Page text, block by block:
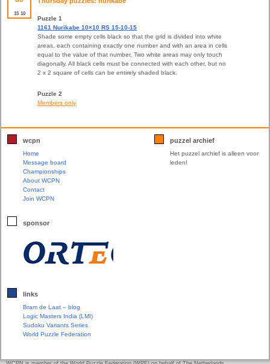
15 10
Puzzle 1
1161 Nurikabe 10×10 RS 15-10-15
Shade some empty cells black so that the grid is divided into white
areas, each containing exactly one number and with an area in cells
equal to the value of that number. Two white areas may only touch
diagonally. All black cells must be connected with each other, but no
2 x 2 square of cells can be entirely shaded black.
Puzzle 2
Members only
wcpn
Home
Message board
Championships
About WCPN
Contact
Join WCPN
sponsor
links
Bram de Laat – blog
Logic Masters India (LMI)
Sudoku Variants Series
World Puzzle Federation
puzzel archief
Het puzzel archief is alleen voor
leden!